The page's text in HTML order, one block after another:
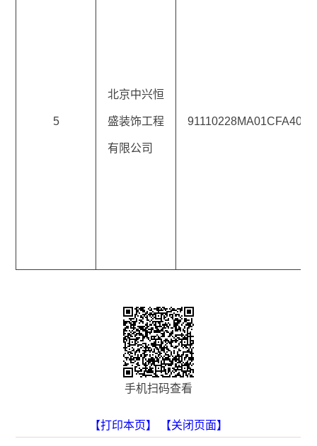
5
北京中兴恒
盛装饰工程
有限公司
91110228MA01CFA407
手机扫码查看
【打印本页】 【关闭页面】